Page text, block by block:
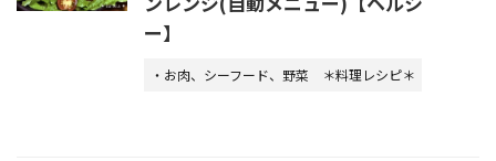
ー】
・お肉、シーフード、野菜 ＊料理レシピ＊